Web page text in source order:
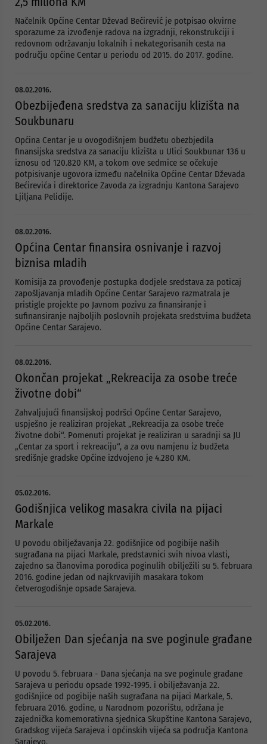
Načelnik Općine Centar Dževad Bećirević je potpisao okvirne
sporazume za izvođenje radova na izgradnji, rekonstrukciji i
redovnom održavanju lokalnih i nekategorisanih cesta na
području općine Centar u periodu od 2015. do 2017. godine.
08.02.2016.
Obezbijeđena sredstva za sanaciju klizišta na
Soukbunaru
Općina Centar je u ovogodišnjem budžetu obezbjedila
finansijska sredstva za sanaciju klizišta u Ulici Soukbunar 136 u
iznosu od 120.820 KM, a tokom ove sedmice se očekuje
potpisivanje ugovora između načelnika Općine Centar Dževada
Bećirevića i direktorice Zavoda za izgradnju Kantona Sarajevo
Ljiljana Pelidije.
08.02.2016.
Općina Centar finansira osnivanje i razvoj
biznisa mladih
Komisija za provođenje postupka dodjele sredstava za poticaj
zapošljavanja mladih Općine Centar Sarajevo razmatrala je
pristigle projekte po Javnom pozivu za finansiranje i
sufinansiranje najboljih poslovnih projekata sredstvima budžeta
Općine Centar Sarajevo.
08.02.2016.
Okončan projekat „Rekreacija za osobe treće
životne dobi“
Zahvaljujući finansijskoj podršci Općine Centar Sarajevo,
uspješno je realiziran projekat „Rekreacija za osobe treće
životne dobi“. Pomenuti projekat je realiziran u saradnji sa JU
„Centar za sport i rekreaciju“, a za ovu namjenu iz budžeta
središnje gradske Općine izdvojeno je 4.280 KM.
05.02.2016.
Godišnjica velikog masakra civila na pijaci
Markale
U povodu obilježavanja 22. godišnjice od pogibije naših
sugrađana na pijaci Markale, predstavnici svih nivoa vlasti,
zajedno sa članovima porodica poginulih obilježili su 5. februara
2016. godine jedan od najkrvavijih masakara tokom
četverogodišnje opsade Sarajeva.
05.02.2016.
Obilježen Dan sjećanja na sve poginule građane
Sarajeva
U povodu 5. februara - Dana sjećanja na sve poginule građane
Sarajeva u periodu opsade 1992-1995. i obilježavanja 22.
godišnjice od pogibije naših sugrađana na pijaci Markale, 5.
februara 2016. godine, u Narodnom pozorištu, održana je
zajednička komemorativna sjednica Skupštine Kantona Sarajevo,
Gradskog vijeća Sarajeva i općinskih vijeća sa područja Kantona
Sarajevo.